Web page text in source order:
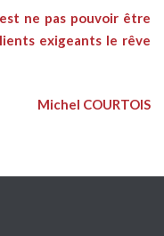
ne pas pouvoir être
exigeants le rêve
Michel COURTOIS